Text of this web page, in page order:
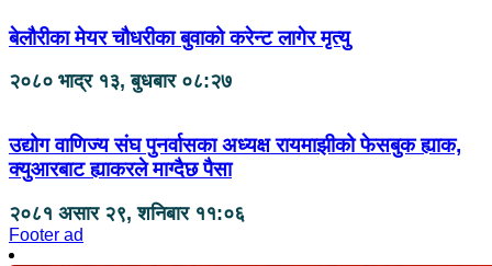
बेलौरीका मेयर चौधरीका बुवाको करेन्ट लागेर मृत्यु
२०८० भाद्र १३, बुधबार ०८:२७
उद्योग वाणिज्य संघ पुनर्वासका अध्यक्ष रायमाझीको फेसबुक ह्याक,
क्युआरबाट ह्याकरले माग्दैछ पैसा
२०८१ असार २९, शनिबार ११:०६
Footer ad